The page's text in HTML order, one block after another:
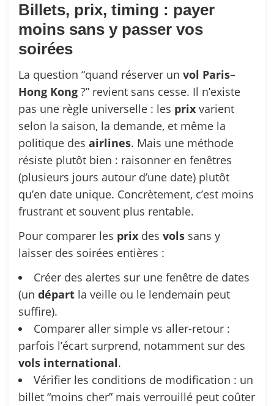
Billets, prix, timing : payer
moins sans y passer vos
soirées
La question “quand réserver un vol Paris–
Hong Kong ?” revient sans cesse. Il n’existe
pas une règle universelle : les prix varient
selon la saison, la demande, et même la
politique des airlines. Mais une méthode
résiste plutôt bien : raisonner en fenêtres
(plusieurs jours autour d’une date) plutôt
qu’en date unique. Concrètement, c’est moins
frustrant et souvent plus rentable.
Pour comparer les prix des vols sans y
laisser des soirées entières :
Créer des alertes sur une fenêtre de dates
(un départ la veille ou le lendemain peut
suffire).
Comparer aller simple vs aller-retour :
parfois l’écart surprend, notamment sur des
vols international.
Vérifier les conditions de modification : un
billet “moins cher” mais verrouillé peut coûter